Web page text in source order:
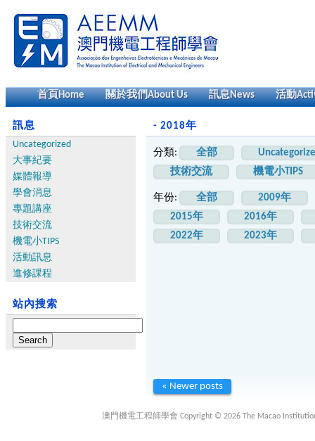
首頁Home 關於我們About Us 訊息News 活動
訊息
Uncategorized
大事紀要
媒體報導
學會消息
專題講座
技術交流
機電小TIPS
活動訊息
進修課程
站內搜索
for:
- 2018年
分類: 全部
技術交流
機電小TIPS
年份: 全部
2009年
2015年
2016年
2022年
2023年
« Newer posts
澳門機電工程師學會 Copyright © 2026 The Macao